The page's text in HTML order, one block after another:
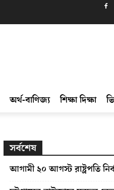
অর্থ-বাণিজ্য শিক্ষা দিক্ষা
সর্বশেষ
আগামী ২০ আগস্ট রাষ্ট্রপতি